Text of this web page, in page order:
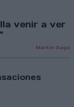
venir a ver
Martín Gago